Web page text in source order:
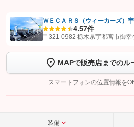
【STEP1】認証画面でグーネットを友だち追
トーク画面で
ボタンをタップし
完了してください。
こちら
ＷＥＣＡＲＳ（ウィーカーズ）
4.57件
〒321-0982 栃木県宇都宮市御幸
MAPで販売店までのル
スマートフォンの位置情報を
装備